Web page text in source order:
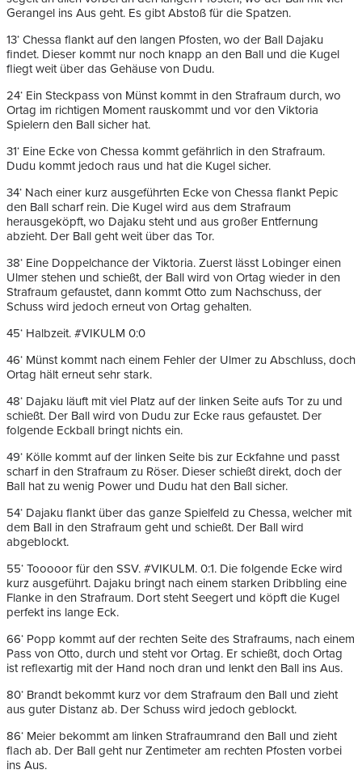
Gerangel ins Aus geht. Es gibt Abstoß für die Spatzen.
13‘ Chessa flankt auf den langen Pfosten, wo der Ball Dajaku
findet. Dieser kommt nur noch knapp an den Ball und die Kugel
fliegt weit über das Gehäuse von Dudu.
24‘ Ein Steckpass von Münst kommt in den Strafraum durch, wo
Ortag im richtigen Moment rauskommt und vor den Viktoria
Spielern den Ball sicher hat.
31‘ Eine Ecke von Chessa kommt gefährlich in den Strafraum.
Dudu kommt jedoch raus und hat die Kugel sicher.
34‘ Nach einer kurz ausgeführten Ecke von Chessa flankt Pepic
den Ball scharf rein. Die Kugel wird aus dem Strafraum
herausgeköpft, wo Dajaku steht und aus großer Entfernung
abzieht. Der Ball geht weit über das Tor.
38‘ Eine Doppelchance der Viktoria. Zuerst lässt Lobinger einen
Ulmer stehen und schießt, der Ball wird von Ortag wieder in den
Strafraum gefaustet, dann kommt Otto zum Nachschuss, der
Schuss wird jedoch erneut von Ortag gehalten.
45‘ Halbzeit. #VIKULM 0:0
46‘ Münst kommt nach einem Fehler der Ulmer zu Abschluss, doch
Ortag hält erneut sehr stark.
48‘ Dajaku läuft mit viel Platz auf der linken Seite aufs Tor zu und
schießt. Der Ball wird von Dudu zur Ecke raus gefaustet. Der
folgende Eckball bringt nichts ein.
49‘ Kölle kommt auf der linken Seite bis zur Eckfahne und passt
scharf in den Strafraum zu Röser. Dieser schießt direkt, doch der
Ball hat zu wenig Power und Dudu hat den Ball sicher.
54‘ Dajaku flankt über das ganze Spielfeld zu Chessa, welcher mit
dem Ball in den Strafraum geht und schießt. Der Ball wird
abgeblockt.
55‘ Tooooor für den SSV. #VIKULM. 0:1. Die folgende Ecke wird
kurz ausgeführt. Dajaku bringt nach einem starken Dribbling eine
Flanke in den Strafraum. Dort steht Seegert und köpft die Kugel
perfekt ins lange Eck.
66‘ Popp kommt auf der rechten Seite des Strafraums, nach einem
Pass von Otto, durch und steht vor Ortag. Er schießt, doch Ortag
ist reflexartig mit der Hand noch dran und lenkt den Ball ins Aus.
80‘ Brandt bekommt kurz vor dem Strafraum den Ball und zieht
aus guter Distanz ab. Der Schuss wird jedoch geblockt.
86‘ Meier bekommt am linken Strafraumrand den Ball und zieht
flach ab. Der Ball geht nur Zentimeter am rechten Pfosten vorbei
ins Aus.